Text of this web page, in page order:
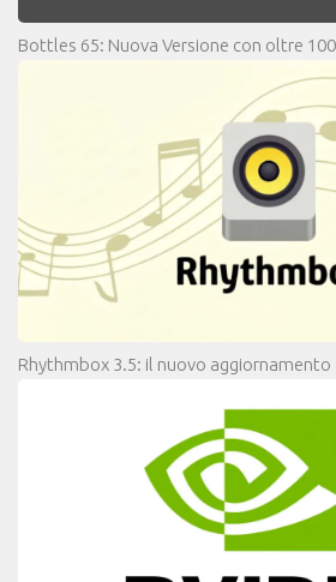
Bottles 65: Nuova Versione con oltre
Rhythmbox 3.5: il nuovo